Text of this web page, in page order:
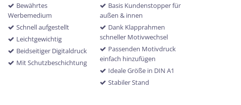
Bewährtes
Werbemedium
Schnell aufgestellt
Leichtgewichtig
Beidseitiger Digitaldruck
Mit Schutzbeschichtung
Basis Kundenstopper für
außen & innen
Dank Klapprahmen
schneller Motivwechsel
Passenden Motivdruck
einfach hinzufügen
Ideale Größe in DIN A1
Stabiler Stand